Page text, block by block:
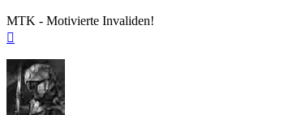
MTK - Motivierte Invaliden!